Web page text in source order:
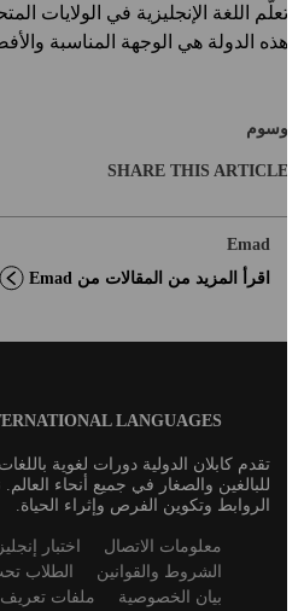
تعلّم اللغة الإنجليزية في الولايات
هذه الدولة هي الوجهة المناسبة
وسوم
SHARE THIS ARTICLE
Emad
اقرأ المزيد من المقالات من Emad
LANGUAGES
تقدم كابلان الدولية دورات لغوية باللغات
للبالغين والصغار في جميع أنحاء العالم.
الروابط وتكوين الفرص وإثراء الحياة.
Secondaryمعلومات الاتصال
اختبار
الشروط والقوانين
الطلاب تحت
بيان الخصوصية
ملفات تعريف